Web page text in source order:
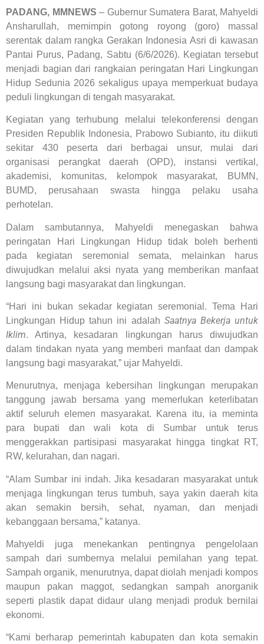
PADANG, MMNEWS – Gubernur Sumatera Barat, Mahyeldi
Ansharullah, memimpin gotong royong (goro) massal
serentak dalam rangka Gerakan Indonesia Asri di kawasan
Pantai Purus, Padang, Sabtu (6/6/2026). Kegiatan tersebut
menjadi bagian dari rangkaian peringatan Hari Lingkungan
Hidup Sedunia 2026 sekaligus upaya memperkuat budaya
peduli lingkungan di tengah masyarakat.
Kegiatan yang terhubung melalui telekonferensi dengan
Presiden Republik Indonesia, Prabowo Subianto, itu diikuti
sekitar 430 peserta dari berbagai unsur, mulai dari
organisasi perangkat daerah (OPD), instansi vertikal,
akademisi, komunitas, kelompok masyarakat, BUMN,
BUMD, perusahaan swasta hingga pelaku usaha
perhotelan.
Dalam sambutannya, Mahyeldi menegaskan bahwa
peringatan Hari Lingkungan Hidup tidak boleh berhenti
pada kegiatan seremonial semata, melainkan harus
diwujudkan melalui aksi nyata yang memberikan manfaat
langsung bagi masyarakat dan lingkungan.
“Hari ini bukan sekadar kegiatan seremonial. Tema Hari
Lingkungan Hidup tahun ini adalah Saatnya Bekerja untuk
Iklim. Artinya, kesadaran lingkungan harus diwujudkan
dalam tindakan nyata yang memberi manfaat dan dampak
langsung bagi masyarakat,” ujar Mahyeldi.
Menurutnya, menjaga kebersihan lingkungan merupakan
tanggung jawab bersama yang memerlukan keterlibatan
aktif seluruh elemen masyarakat. Karena itu, ia meminta
para bupati dan wali kota di Sumbar untuk terus
menggerakkan partisipasi masyarakat hingga tingkat RT,
RW, kelurahan, dan nagari.
“Alam Sumbar ini indah. Jika kesadaran masyarakat untuk
menjaga lingkungan terus tumbuh, saya yakin daerah kita
akan semakin bersih, sehat, nyaman, dan menjadi
kebanggaan bersama,” katanya.
Mahyeldi juga menekankan pentingnya pengelolaan
sampah dari sumbernya melalui pemilahan yang tepat.
Sampah organik, menurutnya, dapat diolah menjadi kompos
maupun pakan maggot, sedangkan sampah anorganik
seperti plastik dapat didaur ulang menjadi produk bernilai
ekonomi.
“Kami berharap pemerintah kabupaten dan kota semakin